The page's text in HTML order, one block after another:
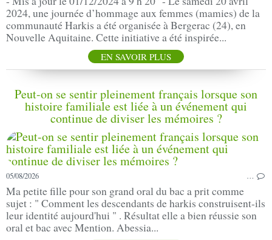
2024, une journée d’hommage aux femmes (mamies) de la
communauté Harkis a été organisée à Bergerac (24), en
Nouvelle Aquitaine. Cette initiative a été inspirée...
EN SAVOIR PLUS
Peut-on se sentir pleinement français lorsque son
histoire familiale est liée à un événement qui
continue de diviser les mémoires ?
05/08/2026 …
Ma petite fille pour son grand oral du bac a prit comme
sujet : " Comment les descendants de harkis construisent-ils
leur identité aujourd'hui " . Résultat elle a bien réussie son
oral et bac avec Mention. Abessia...